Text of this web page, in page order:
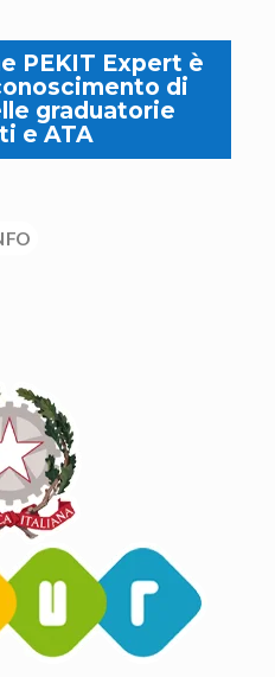
PEKIT Expert è
di
graduatorie
e ATA